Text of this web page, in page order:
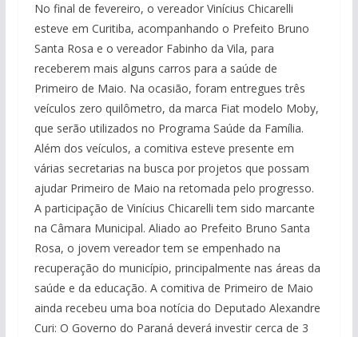
No final de fevereiro, o vereador Vinícius Chicarelli
esteve em Curitiba, acompanhando o Prefeito Bruno
Santa Rosa e o vereador Fabinho da Vila, para
receberem mais alguns carros para a saúde de
Primeiro de Maio. Na ocasião, foram entregues três
veículos zero quilômetro, da marca Fiat modelo Moby,
que serão utilizados no Programa Saúde da Família.
Além dos veículos, a comitiva esteve presente em
várias secretarias na busca por projetos que possam
ajudar Primeiro de Maio na retomada pelo progresso.
A participação de Vinícius Chicarelli tem sido marcante
na Câmara Municipal. Aliado ao Prefeito Bruno Santa
Rosa, o jovem vereador tem se empenhado na
recuperação do município, principalmente nas áreas da
saúde e da educação. A comitiva de Primeiro de Maio
ainda recebeu uma boa notícia do Deputado Alexandre
Curi: O Governo do Paraná deverá investir cerca de 3